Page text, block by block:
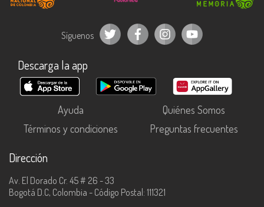
Síguenos
Descarga la app
Ayuda
Quiénes Somos
Términos y condiciones
Preguntas frecuentes
Dirección
Av. El Dorado Cr. 45 # 26 - 33
Bogotá D.C, Colombia - Código Postal: 111321